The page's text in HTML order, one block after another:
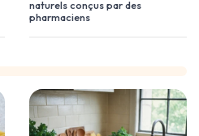
naturels conçus par des
pharmaciens